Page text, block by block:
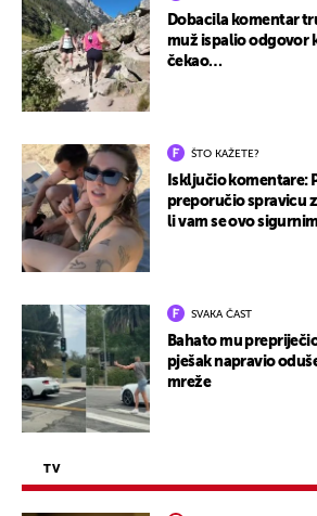
Dobacila komentar
muž ispalio odgovor
čekao…
ŠTO KAŽETE?
Isključio komentare:
preporučio spravicu
li vam se ovo
SVAKA ČAST
Bahato mu
pješak napravio
mreže
TV